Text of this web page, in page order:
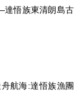
達悟族東清朗島古
航海:達悟族漁團